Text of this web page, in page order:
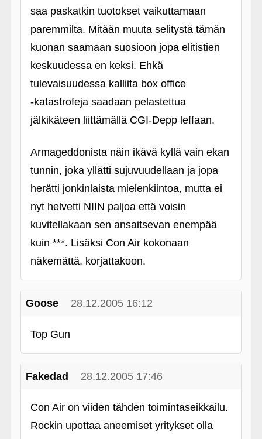
saa paskatkin tuotokset vaikuttamaan
paremmilta. Mitään muuta selitystä tämän
kuonan saamaan suosioon jopa elitistien
keskuudessa en keksi. Ehkä
tulevaisuudessa kalliita box office
‑katastrofeja saadaan pelastettua
jälkikäteen liittämällä CGI-Depp leffaan.
Armageddonista näin ikävä kyllä vain ekan
tunnin, joka yllätti sujuvuudellaan ja jopa
herätti jonkinlaista mielenkiintoa, mutta ei
nyt helvetti NIIN paljoa että voisin
kuvitellakaan sen ansaitsevan enempää
kuin ***. Lisäksi Con Air kokonaan
näkemättä, korjattakoon.
Goose 28.12.2005 16:12
Top Gun
Fakedad 28.12.2005 17:46
Con Air on viiden tähden toimintaseikkailu.
Rockin upottaa aneemiset yritykset olla